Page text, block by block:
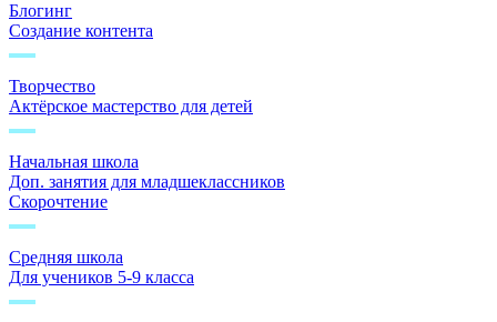
Блогинг
Создание контента
Творчество
Актёрское мастерство для детей
Начальная школа
Доп. занятия для младшеклассников
Скорочтение
Средняя школа
Для учеников 5-9 класса